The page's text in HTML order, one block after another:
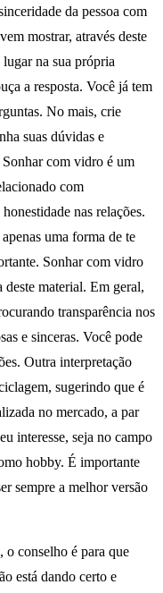
conselho é para que
está dando certo e